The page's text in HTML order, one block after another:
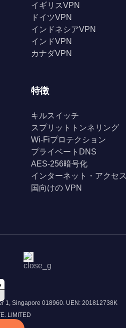
イギリスVPN
ドイツVPN
インドネシアVPN
インドVPN
カナダVPN
特徴
キルスイッチ
スプリットトンネリング
Wi-Fiプロテクション
プライベートDNS
AES-256暗号化
インターネット・アクセス
国向けの VPN
1, Singapore 018960. UEN: 201812738K
LIMITED